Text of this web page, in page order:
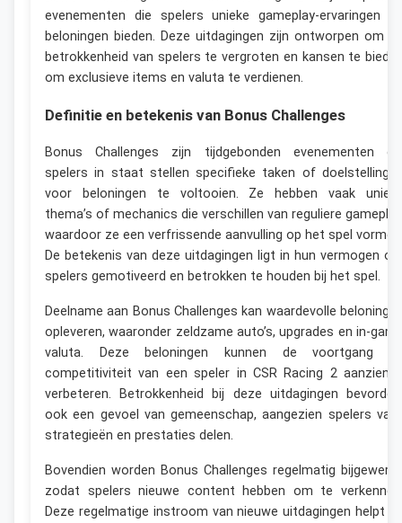
evenementen die spelers unieke gameplay-ervaringen
beloningen bieden. Deze uitdagingen zijn ontworpen om
betrokkenheid van spelers te vergroten en kansen te
om exclusieve items en valuta te verdienen.
Definitie en betekenis van Bonus Challenges
Bonus Challenges zijn tijdgebonden evenementen
spelers in staat stellen specifieke taken of
voor beloningen te voltooien. Ze hebben vaak
thema’s of mechanics die verschillen van reguliere
waardoor ze een verfrissende aanvulling op het spel
De betekenis van deze uitdagingen ligt in hun vermogen
spelers gemotiveerd en betrokken te houden bij het spel.
Deelname aan Bonus Challenges kan waardevolle
opleveren, waaronder zeldzame auto’s, upgrades en in-
valuta. Deze beloningen kunnen de voortgang
competitiviteit van een speler in CSR Racing 2
verbeteren. Betrokkenheid bij deze uitdagingen
ook een gevoel van gemeenschap, aangezien spelers
strategieën en prestaties delen.
Bovendien worden Bonus Challenges regelmatig
zodat spelers nieuwe content hebben om te
Deze regelmatige instroom van nieuwe uitdagingen helpt